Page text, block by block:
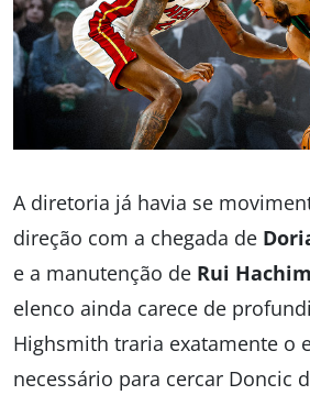
A diretoria já havia se
direção com a chegada de
e a manutenção de Rui
elenco ainda carece de
Highsmith traria exatamente o
necessário para cercar Doncic